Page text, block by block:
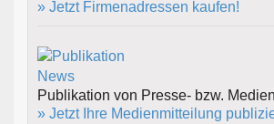
» Jetzt Firmenadressen kaufen!
Publikation von Presse- bzw.
» Jetzt Ihre Medienmitteilung